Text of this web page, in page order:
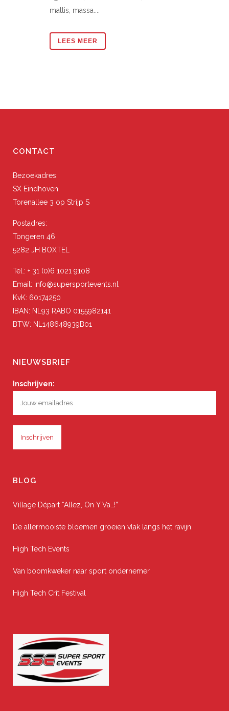
mattis, massa....
LEES MEER
CONTACT
Bezoekadres:
SX Eindhoven
Torenallee 3 op Strijp S
Postadres:
Tongeren 46
5282 JH BOXTEL
Tel.: + 31 (0)6 1021 9108
Email: info@supersportevents.nl
KvK: 60174250
IBAN: NL93 RABO 0155982141
BTW: NL148648939B01
NIEUWSBRIEF
Inschrijven:
BLOG
Village Départ “Allez, On Y Va…!”
De allermooiste bloemen groeien vlak langs het ravijn
High Tech Events
Van boomkweker naar sport ondernemer
High Tech Crit Festival